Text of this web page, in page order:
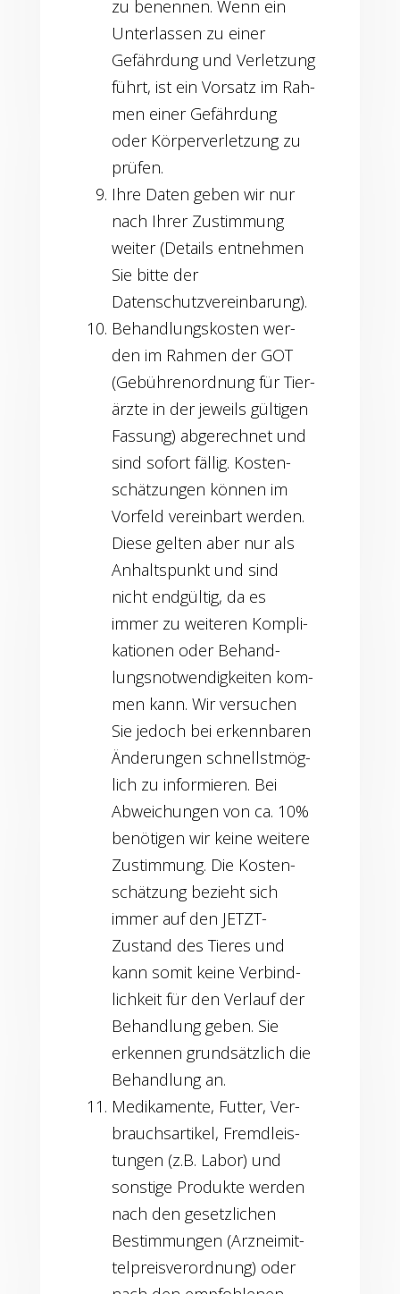
zu benen­nen. Wenn ein
Unter­las­sen zu einer
Gefähr­dung und Ver­let­zung
führt, ist ein Vor­satz im Rah­
men einer Gefähr­dung
oder Kör­per­ver­let­zung zu
prüfen.
Ihre Daten geben wir nur
nach Ihrer Zustim­mung
wei­ter (Details ent­neh­men
Sie bit­te der
Datenschutzvereinbarung).
Behand­lungs­kos­ten wer­
den im Rah­men der GOT
(Gebüh­ren­ord­nung für Tier­
ärz­te in der jeweils gül­ti­gen
Fas­sung) abge­rech­net und
sind sofort fäl­lig. Kos­ten­
schät­zun­gen kön­nen im
Vor­feld ver­ein­bart wer­den.
Die­se gel­ten aber nur als
Anhalts­punkt und sind
nicht end­gül­tig, da es
immer zu wei­te­ren Kom­pli­
ka­tio­nen oder Behand­
lungs­not­wen­dig­kei­ten kom­
men kann. Wir ver­su­chen
Sie jedoch bei erkenn­ba­ren
Ände­run­gen schnellst­mög­
lich zu infor­mie­ren. Bei
Abwei­chun­gen von ca. 10%
benö­ti­gen wir kei­ne wei­te­re
Zustim­mung. Die Kos­ten­
schät­zung bezieht sich
immer auf den JETZT-
Zustand des Tie­res und
kann somit kei­ne Ver­bind­
lich­keit für den Ver­lauf der
Behand­lung geben. Sie
erken­nen grund­sätz­lich die
Behand­lung an.
Medi­ka­men­te, Fut­ter, Ver­
brauchs­ar­ti­kel, Fremd­leis­
tun­gen (z.B. Labor) und
sons­ti­ge Pro­duk­te wer­den
nach den gesetz­li­chen
Bestim­mun­gen (Arz­nei­mit­
tel­preis­ver­ord­nung) oder